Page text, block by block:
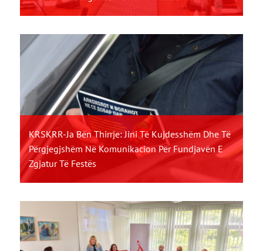
KRSKRR-Ja Bën Thirrje: Jini Të Kujdesshëm Dhe Të
Përgjegjshëm Në Komunikacion Për Fundjavën E
Zgjatur Të Festës